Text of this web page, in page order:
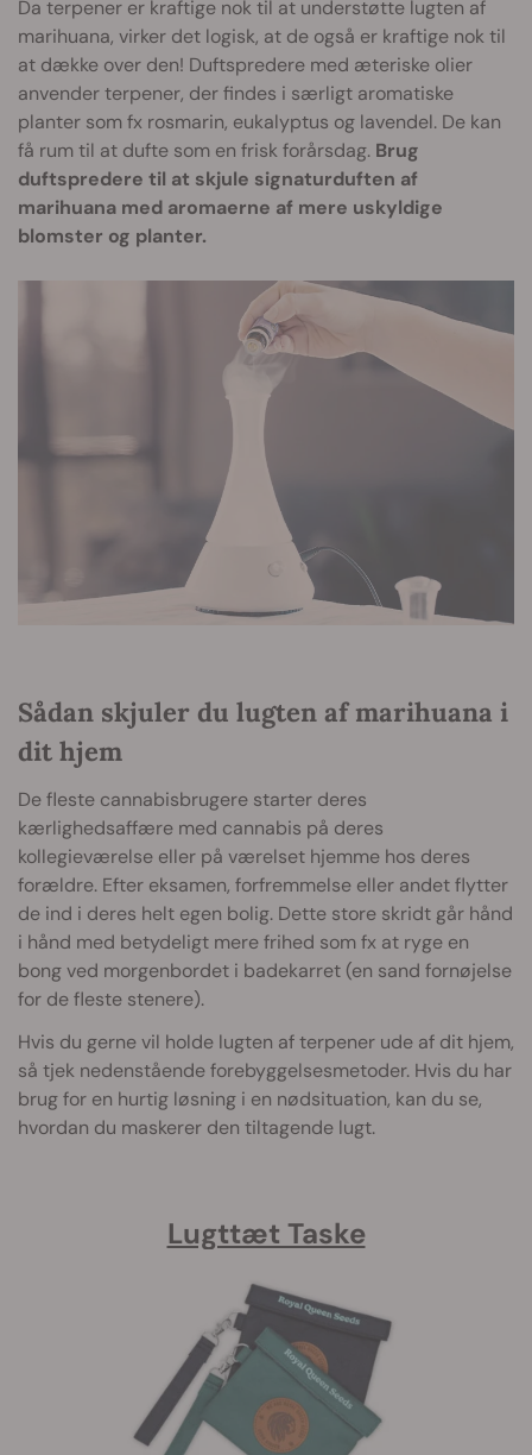
Da terpener er kraftige nok til at understøtte lugten af
marihuana, virker det logisk, at de også er kraftige nok til
at dække over den! Duftspredere med æteriske olier
anvender terpener, der findes i særligt aromatiske
planter som fx rosmarin, eukalyptus og lavendel. De kan
få rum til at dufte som en frisk forårsdag. Brug
duftspredere til at skjule signaturduften af
marihuana med aromaerne af mere uskyldige
blomster og planter.
Sådan skjuler du lugten af marihuana i
dit hjem
De fleste cannabisbrugere starter deres
kærlighedsaffære med cannabis på deres
kollegieværelse eller på værelset hjemme hos deres
forældre. Efter eksamen, forfremmelse eller andet flytter
de ind i deres helt egen bolig. Dette store skridt går hånd
i hånd med betydeligt mere frihed som fx at ryge en
bong ved morgenbordet i badekarret (en sand fornøjelse
for de fleste stenere).
Hvis du gerne vil holde lugten af terpener ude af dit hjem,
så tjek nedenstående forebyggelsesmetoder. Hvis du har
brug for en hurtig løsning i en nødsituation, kan du se,
hvordan du maskerer den tiltagende lugt.
Lugttæt Taske